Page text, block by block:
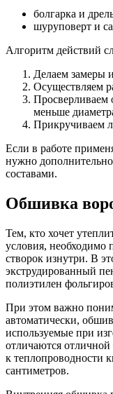
болгарка и
шуруповерт и
Алгоритм действий
Делаем замеры
Осуществляем
Просверливаем
меньше
Прикручиваем
Если в работе
нужно
составами.
Обшивка
Тем, кто хочет
условия, необходимо
створок изнутри. В
экструдированный
полиэтилен
При этом важно
автоматически,
используемые при
отличаются
к теплопроводности
сантиметров.